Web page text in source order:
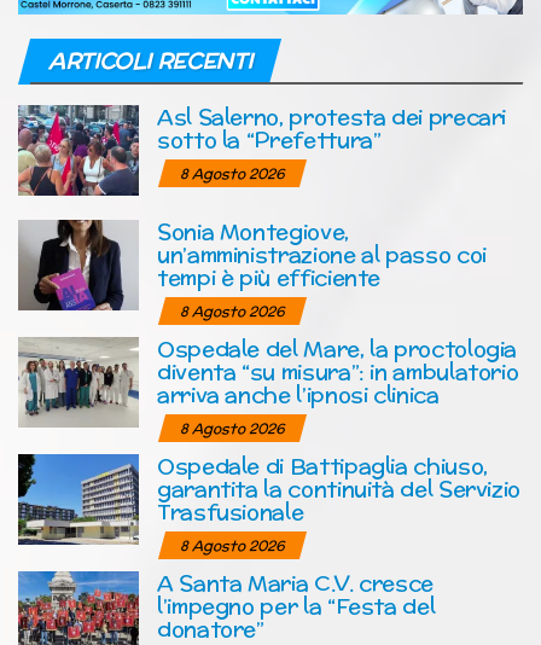
ARTICOLI RECENTI
Asl Salerno, protesta dei precari
sotto la “Prefettura”
8 Agosto 2026
Sonia Montegiove,
un’amministrazione al passo coi
tempi è più efficiente
8 Agosto 2026
Ospedale del Mare, la proctologia
diventa “su misura”: in ambulatorio
arriva anche l’ipnosi clinica
8 Agosto 2026
Ospedale di Battipaglia chiuso,
garantita la continuità del Servizio
Trasfusionale
8 Agosto 2026
A Santa Maria C.V. cresce
l’impegno per la “Festa del
donatore”